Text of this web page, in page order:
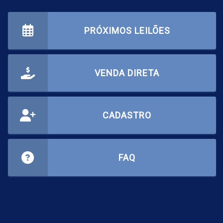
PRÓXIMOS LEILÕES
VENDA DIRETA
CADASTRO
FAQ